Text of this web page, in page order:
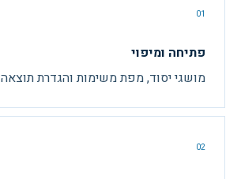
01
פתיחה ומיפוי
מושגי יסוד, מפת משימות והגדרת תוצאה
02